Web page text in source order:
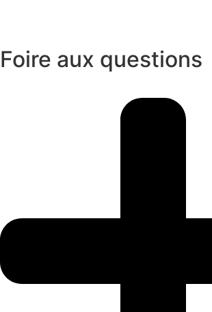
Foire aux questions